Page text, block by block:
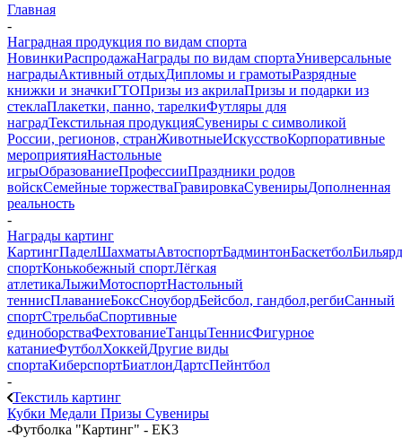
Главная
-
Наградная продукция по видам спорта
НовинкиРаспродажаНаграды по видам спортаУниверсальные
наградыАктивный отдыхДипломы и грамотыРазрядные
книжки и значкиГТОПризы из акрилаПризы и подарки из
стеклаПлакетки, панно, тарелкиФутляры для
наградТекстильная продукцияСувениры с символикой
России, регионов, странЖивотныеИскусствоКорпоративные
мероприятияНастольные
игрыОбразованиеПрофессииПраздники родов
войскСемейные торжестваГравировкаСувенирыДополненная
реальность
-
Награды картинг
КартингПаделШахматыАвтоспортБадминтонБаскетболБильярд
спортКонькобежный спортЛёгкая
атлетикаЛыжиМотоспортНастольный
теннисПлаваниеБоксСноубордБейсбол, гандбол,регбиСанный
спортСтрельбаСпортивные
единоборстваФехтованиеТанцыТеннисФигурное
катаниеФутболХоккейДругие виды
спортаКиберспортБиатлонДартсПейнтбол
-
Текстиль картинг
Кубки Медали Призы Сувениры
-Футболка "Картинг" - EK3